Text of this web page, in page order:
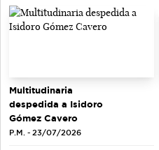
Multitudinaria
despedida a Isidoro
Gómez Cavero
P.M. - 23/07/2026